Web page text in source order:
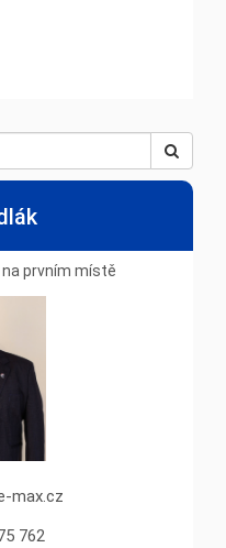
na prvním místě
max.cz
762